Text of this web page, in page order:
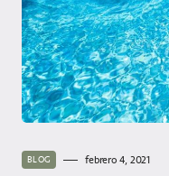
BLOG febrero 4, 2021